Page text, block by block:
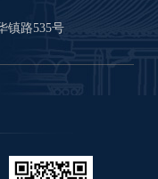
镇路535号